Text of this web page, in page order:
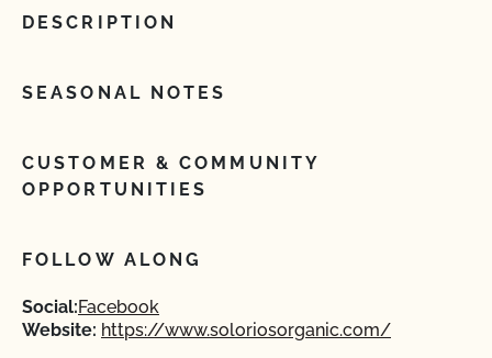
DESCRIPTION
SEASONAL NOTES
CUSTOMER & COMMUNITY
OPPORTUNITIES
FOLLOW ALONG
Social:Facebook
Website: https://www.soloriosorganic.com/